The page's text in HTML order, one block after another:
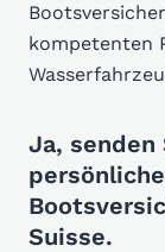
kompetenten
Ja,
Suisse.